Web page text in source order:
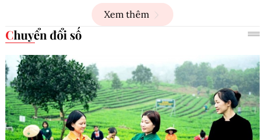
Xem thêm
Chuyển đổi số